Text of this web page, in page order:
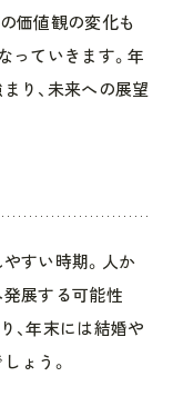
価値観の変化も
っていきます。年
り、未来への展望
すい時期。人か
展する可能性
、年末には結婚や
ょう。